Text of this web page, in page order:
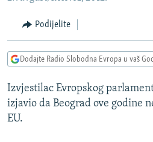
Pređite
Pređite
pretragu
KOSOVO
VIZUELNO
VIDEO
FOTOGALERIJE
PODCASTI
RAT U UKRAJINI
Podijelite
Dodajte Radio Slobodna Evropa u vaš
Izvjestilac Evropskog
izjavio da Beograd ove godine
EU.